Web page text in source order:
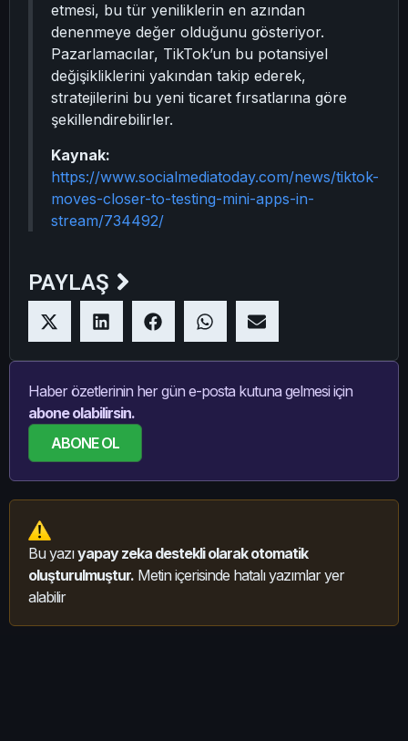
etmesi, bu tür yeniliklerin en azından
denenmeye değer olduğunu gösteriyor.
Pazarlamacılar, TikTok’un bu potansiyel
değişikliklerini yakından takip ederek,
stratejilerini bu yeni ticaret fırsatlarına göre
şekillendirebilirler.
Kaynak:
https://www.socialmediatoday.com/news/tiktok-
moves-closer-to-testing-mini-apps-in-
stream/734492/
PAYLAŞ
Haber özetlerinin her gün e-posta kutuna gelmesi için
abone olabilirsin.
ABONE OL
Bu yazıyapay zeka destekli olarak otomatik
oluşturulmuştur. Metin içerisinde hatalı yazımlar yer
alabilir